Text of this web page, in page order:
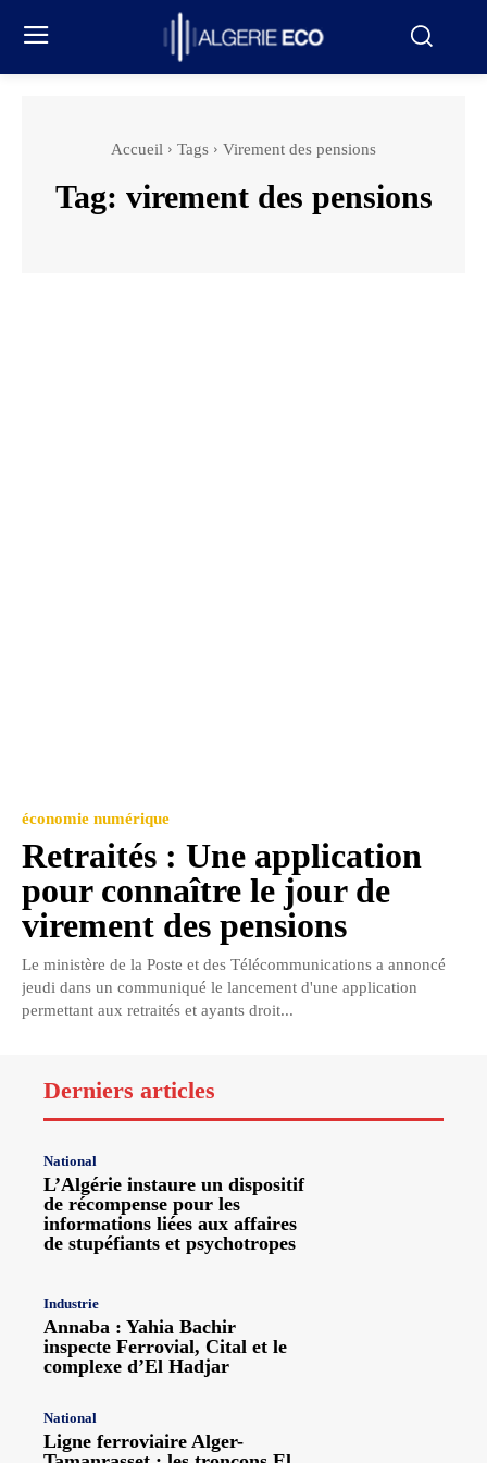
Accueil Tags Virement des pensions
Tag: virement des pensions
économie numérique
Retraités : Une application
pour connaître le jour de
virement des pensions
Le ministère de la Poste et des Télécommunications a annoncé
jeudi dans un communiqué le lancement d'une application
permettant aux retraités et ayants droit...
Derniers articles
National
L’Algérie instaure un dispositif
de récompense pour les
informations liées aux affaires
de stupéfiants et psychotropes
Industrie
Annaba : Yahia Bachir
inspecte Ferrovial, Cital et le
complexe d’El Hadjar
National
Ligne ferroviaire Alger-